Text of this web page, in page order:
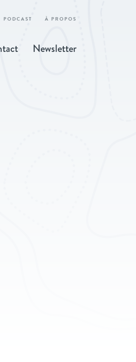
PODCAST À PROPOS
Newsletter